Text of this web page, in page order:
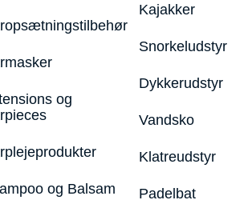
og
og Balsam
Kajakker
Snorkeludstyr
Dykkerudstyr
Vandsko
Klatreudstyr
Padelbat